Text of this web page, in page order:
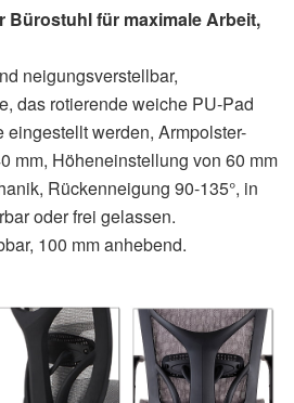
Bürostuhl für maximale Arbeit,
neigungsverstellbar,
das rotierende weiche PU-Pad
eingestellt werden, Armpolster-
mm, Höheneinstellung von 60 mm
Rückenneigung 90-135°, in
oder frei gelassen.
100 mm anhebend.